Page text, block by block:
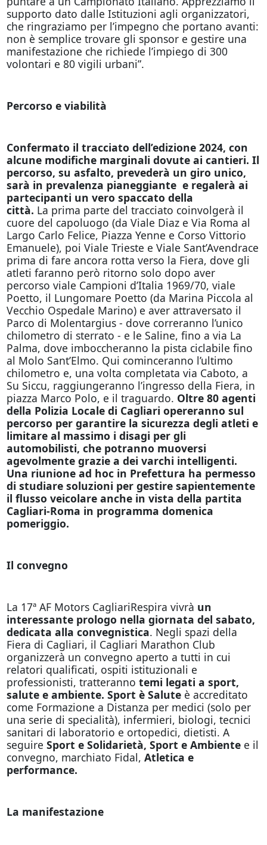
supporto dato dalle Istituzioni agli organizzatori,
che ringraziamo per l’impegno che portano avanti:
non è semplice trovare gli sponsor e gestire una
manifestazione che richiede l’impiego di 300
volontari e 80 vigili urbani”.
Percorso e viabilità
Confermato il tracciato dell’edizione 2024, con
alcune modifiche marginali dovute ai cantieri. Il
percorso, su asfalto, prevederà un giro unico,
sarà in prevalenza pianeggiante e regalerà ai
partecipanti un vero spaccato della
città. La prima parte del tracciato coinvolgerà il
cuore del capoluogo (da Viale Diaz e Via Roma al
Largo Carlo Felice, Piazza Yenne e Corso Vittorio
Emanuele), poi Viale Trieste e Viale Sant’Avendrace
prima di fare ancora rotta verso la Fiera, dove gli
atleti faranno però ritorno solo dopo aver
percorso viale Campioni d’Italia 1969/70, viale
Poetto, il Lungomare Poetto (da Marina Piccola al
Vecchio Ospedale Marino) e aver attraversato il
Parco di Molentargius - dove correranno l’unico
chilometro di sterrato - e le Saline, fino a via La
Palma, dove imboccheranno la pista ciclabile fino
al Molo Sant’Elmo. Qui cominceranno l’ultimo
chilometro e, una volta completata via Caboto, a
Su Siccu, raggiungeranno l’ingresso della Fiera, in
piazza Marco Polo, e il traguardo. Oltre 80 agenti
della Polizia Locale di Cagliari opereranno sul
percorso per garantire la sicurezza degli atleti e
limitare al massimo i disagi per gli
automobilisti, che potranno muoversi
agevolmente grazie a dei varchi intelligenti.
Una riunione ad hoc in Prefettura ha permesso
di studiare soluzioni per gestire sapientemente
il flusso veicolare anche in vista della partita
Cagliari-Roma in programma domenica
pomeriggio.
Il convegno
La 17ª AF Motors CagliariRespira vivrà un
interessante prologo nella giornata del sabato,
dedicata alla convegnistica. Negli spazi della
Fiera di Cagliari, il Cagliari Marathon Club
organizzerà un convegno aperto a tutti in cui
relatori qualificati, ospiti istituzionali e
professionisti, tratteranno temi legati a sport,
salute e ambiente. Sport è Salute è accreditato
come Formazione a Distanza per medici (solo per
una serie di specialità), infermieri, biologi, tecnici
sanitari di laboratorio e ortopedici, dietisti. A
seguire Sport e Solidarietà, Sport e Ambiente e il
convegno, marchiato Fidal, Atletica e
performance.
La manifestazione